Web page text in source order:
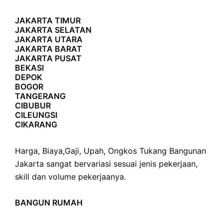
JAKARTA TIMUR
JAKARTA SELATAN
JAKARTA UTARA
JAKARTA BARAT
JAKARTA PUSAT
BEKASI
DEPOK
BOGOR
TANGERANG
CIBUBUR
CILEUNGSI
CIKARANG
Harga, Biaya,Gaji, Upah, Ongkos Tukang Bangunan
Jakarta sangat bervariasi sesuai jenis pekerjaan,
skill dan volume pekerjaanya.
BANGUN RUMAH